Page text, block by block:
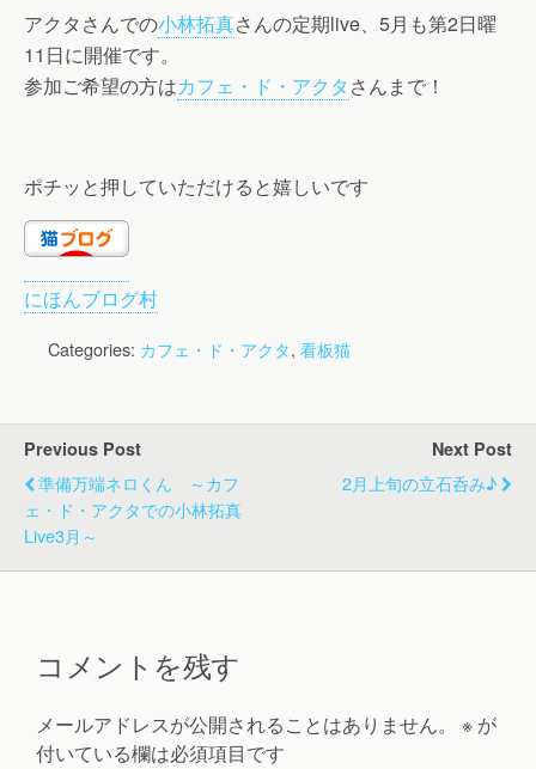
アクタさんでの小林拓真さんの定期live、5月も第2日曜
11日に開催です。
参加ご希望の方はカフェ・ド・アクタ さんまで！
ポチッと押していただけると嬉しいです
にほんブログ村
Categories: カフェ・ド・アクタ, 看板猫
Previous Post
準備万端ネロくん ～カフ
ェ・ド・アクタでの小林拓真
Live3月～
Next Post
2月上旬の立石呑み♪
コメントを残す
メールアドレスが公開されることはありません。 ※ が
付いている欄は必須項目です